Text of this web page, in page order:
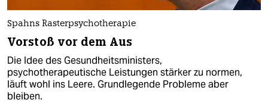
Spahns Rasterpsychotherapie
Vorstoß vor dem Aus
Die Idee des Gesundheitsministers,
psychotherapeutische Leistungen stärker zu normen,
läuft wohl ins Leere. Grundlegende Probleme aber
bleiben.